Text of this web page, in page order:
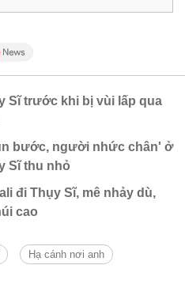
Sĩ trước khi bị vùi lấp qua
bước, người nhức chân' ở
Sĩ thu nhỏ
đi Thụy Sĩ, mê nhảy dù,
cao
Hạ cánh nơi anh